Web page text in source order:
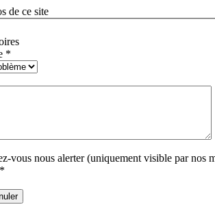
de ce site
*
vous nous alerter (uniquement visible par nos
*